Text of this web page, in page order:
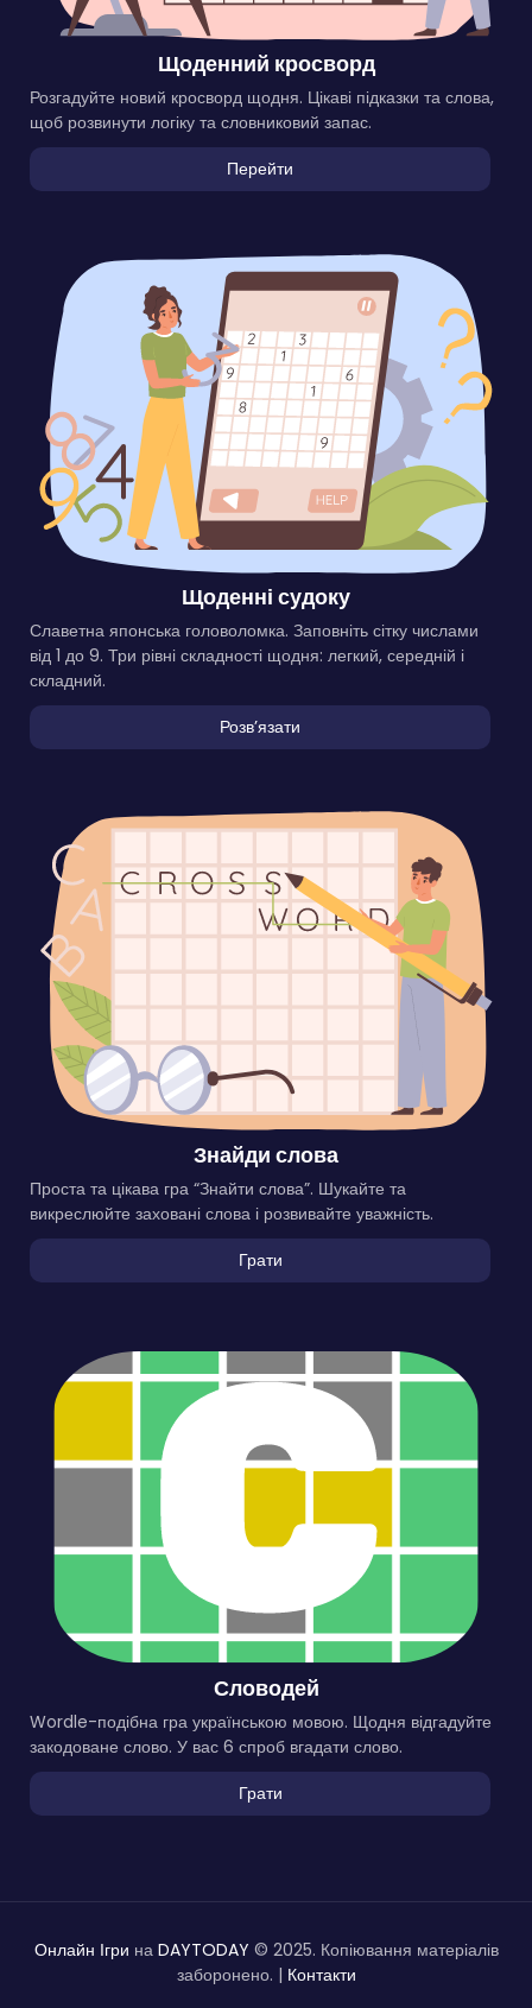
Щоденний кросворд
Розгадуйте новий кросворд щодня. Цікаві підказки та слова,
щоб розвинути логіку та словниковий запас.
Перейти
Щоденні судоку
Славетна японська головоломка. Заповніть сітку числами
від 1 до 9. Три рівні складності щодня: легкий, середній і
складний.
Розвʼязати
Знайди слова
Проста та цікава гра “Знайти слова”. Шукайте та
викреслюйте заховані слова і розвивайте уважність.
Грати
Словодей
Wordle-подібна гра українською мовою. Щодня відгадуйте
закодоване слово. У вас 6 спроб вгадати слово.
Грати
Онлайн Ігри на DAYTODAY © 2025. Копіювання матеріалів
заборонено. | Контакти